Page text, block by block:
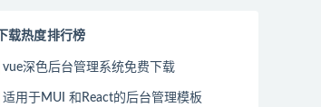
下载热度排行榜
vue深色后台管理系统免费下载
适用于MUI 和React的后台管理模板